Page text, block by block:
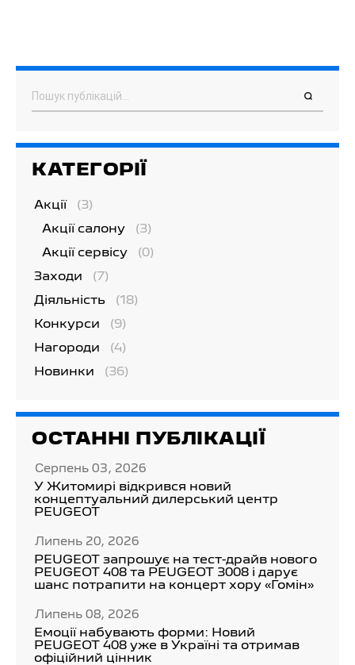
Пошук
КАТЕГОРІЇ
Акції (3)
Акції салону (3)
Акції сервісу (0)
Заходи (7)
Діяльність (18)
Конкурси (9)
Нагороди (4)
Новинки (36)
ОСТАННІ ПУБЛІКАЦІЇ
Серпень 03, 2026
У Житомирі відкрився новий
концептуальний дилерський центр
PEUGEOT
Липень 20, 2026
PEUGEOT запрошує на тест-драйв нового
PEUGEOT 408 та PEUGEOT 3008 і дарує
шанс потрапити на концерт хору «Гомін»
Липень 08, 2026
Емоції набувають форми: Новий
PEUGEOT 408 уже в Україні та отримав
офіційний цінник